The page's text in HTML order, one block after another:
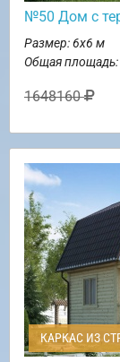
№50 Дом с
Размер: 6х6 м
Общая площадь:
1648160
КАРКАС ИЗ